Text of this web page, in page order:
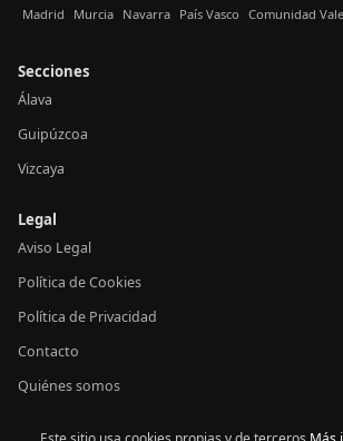
Madrid Murcia Navarra País Vasco Comunidad
Secciones
Álava
Guipúzcoa
Vizcaya
Legal
Aviso Legal
Política de Cookies
Política de Privacidad
Contacto
Quiénes somos